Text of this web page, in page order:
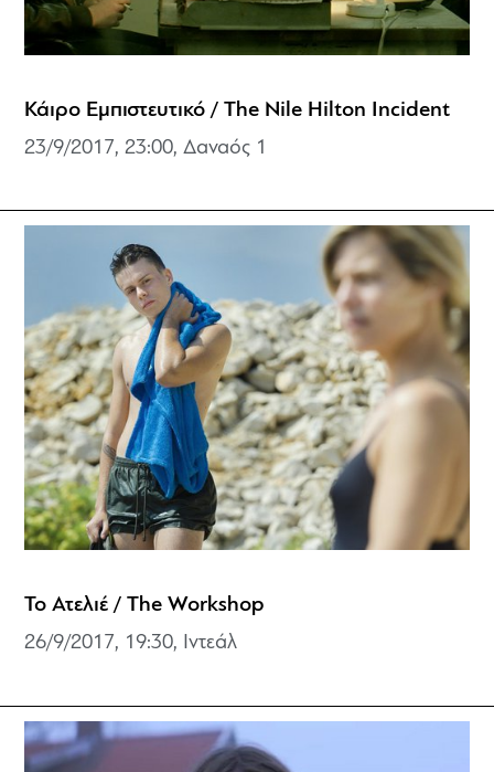
Κάιρο Εμπιστευτικό / The Nile Hilton Incident
23/9/2017, 23:00, Δαναός 1
Το Ατελιέ / The Workshop
26/9/2017, 19:30, Ιντεάλ